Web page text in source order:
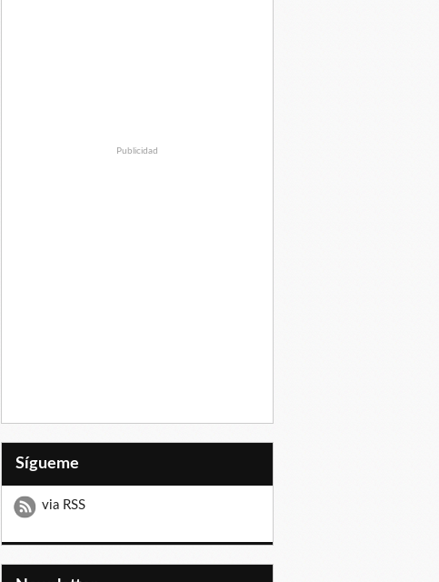
Publicidad
Sígueme
via RSS